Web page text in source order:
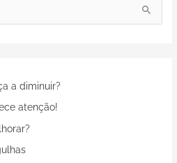
a diminuir?
atenção!